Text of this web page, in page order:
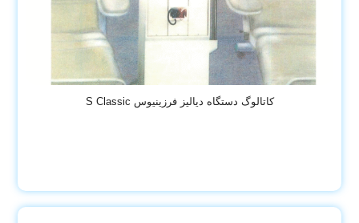
کاتالوگ دستگاه دیالیز فرزینیوس S Classic